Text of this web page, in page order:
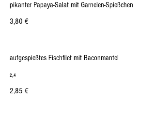
pikanter Papaya-Salat mit Garnelen-Spießchen
3,80 €
aufgespießtes Fischfilet mit Baconmantel
₂,₄
2,85 €